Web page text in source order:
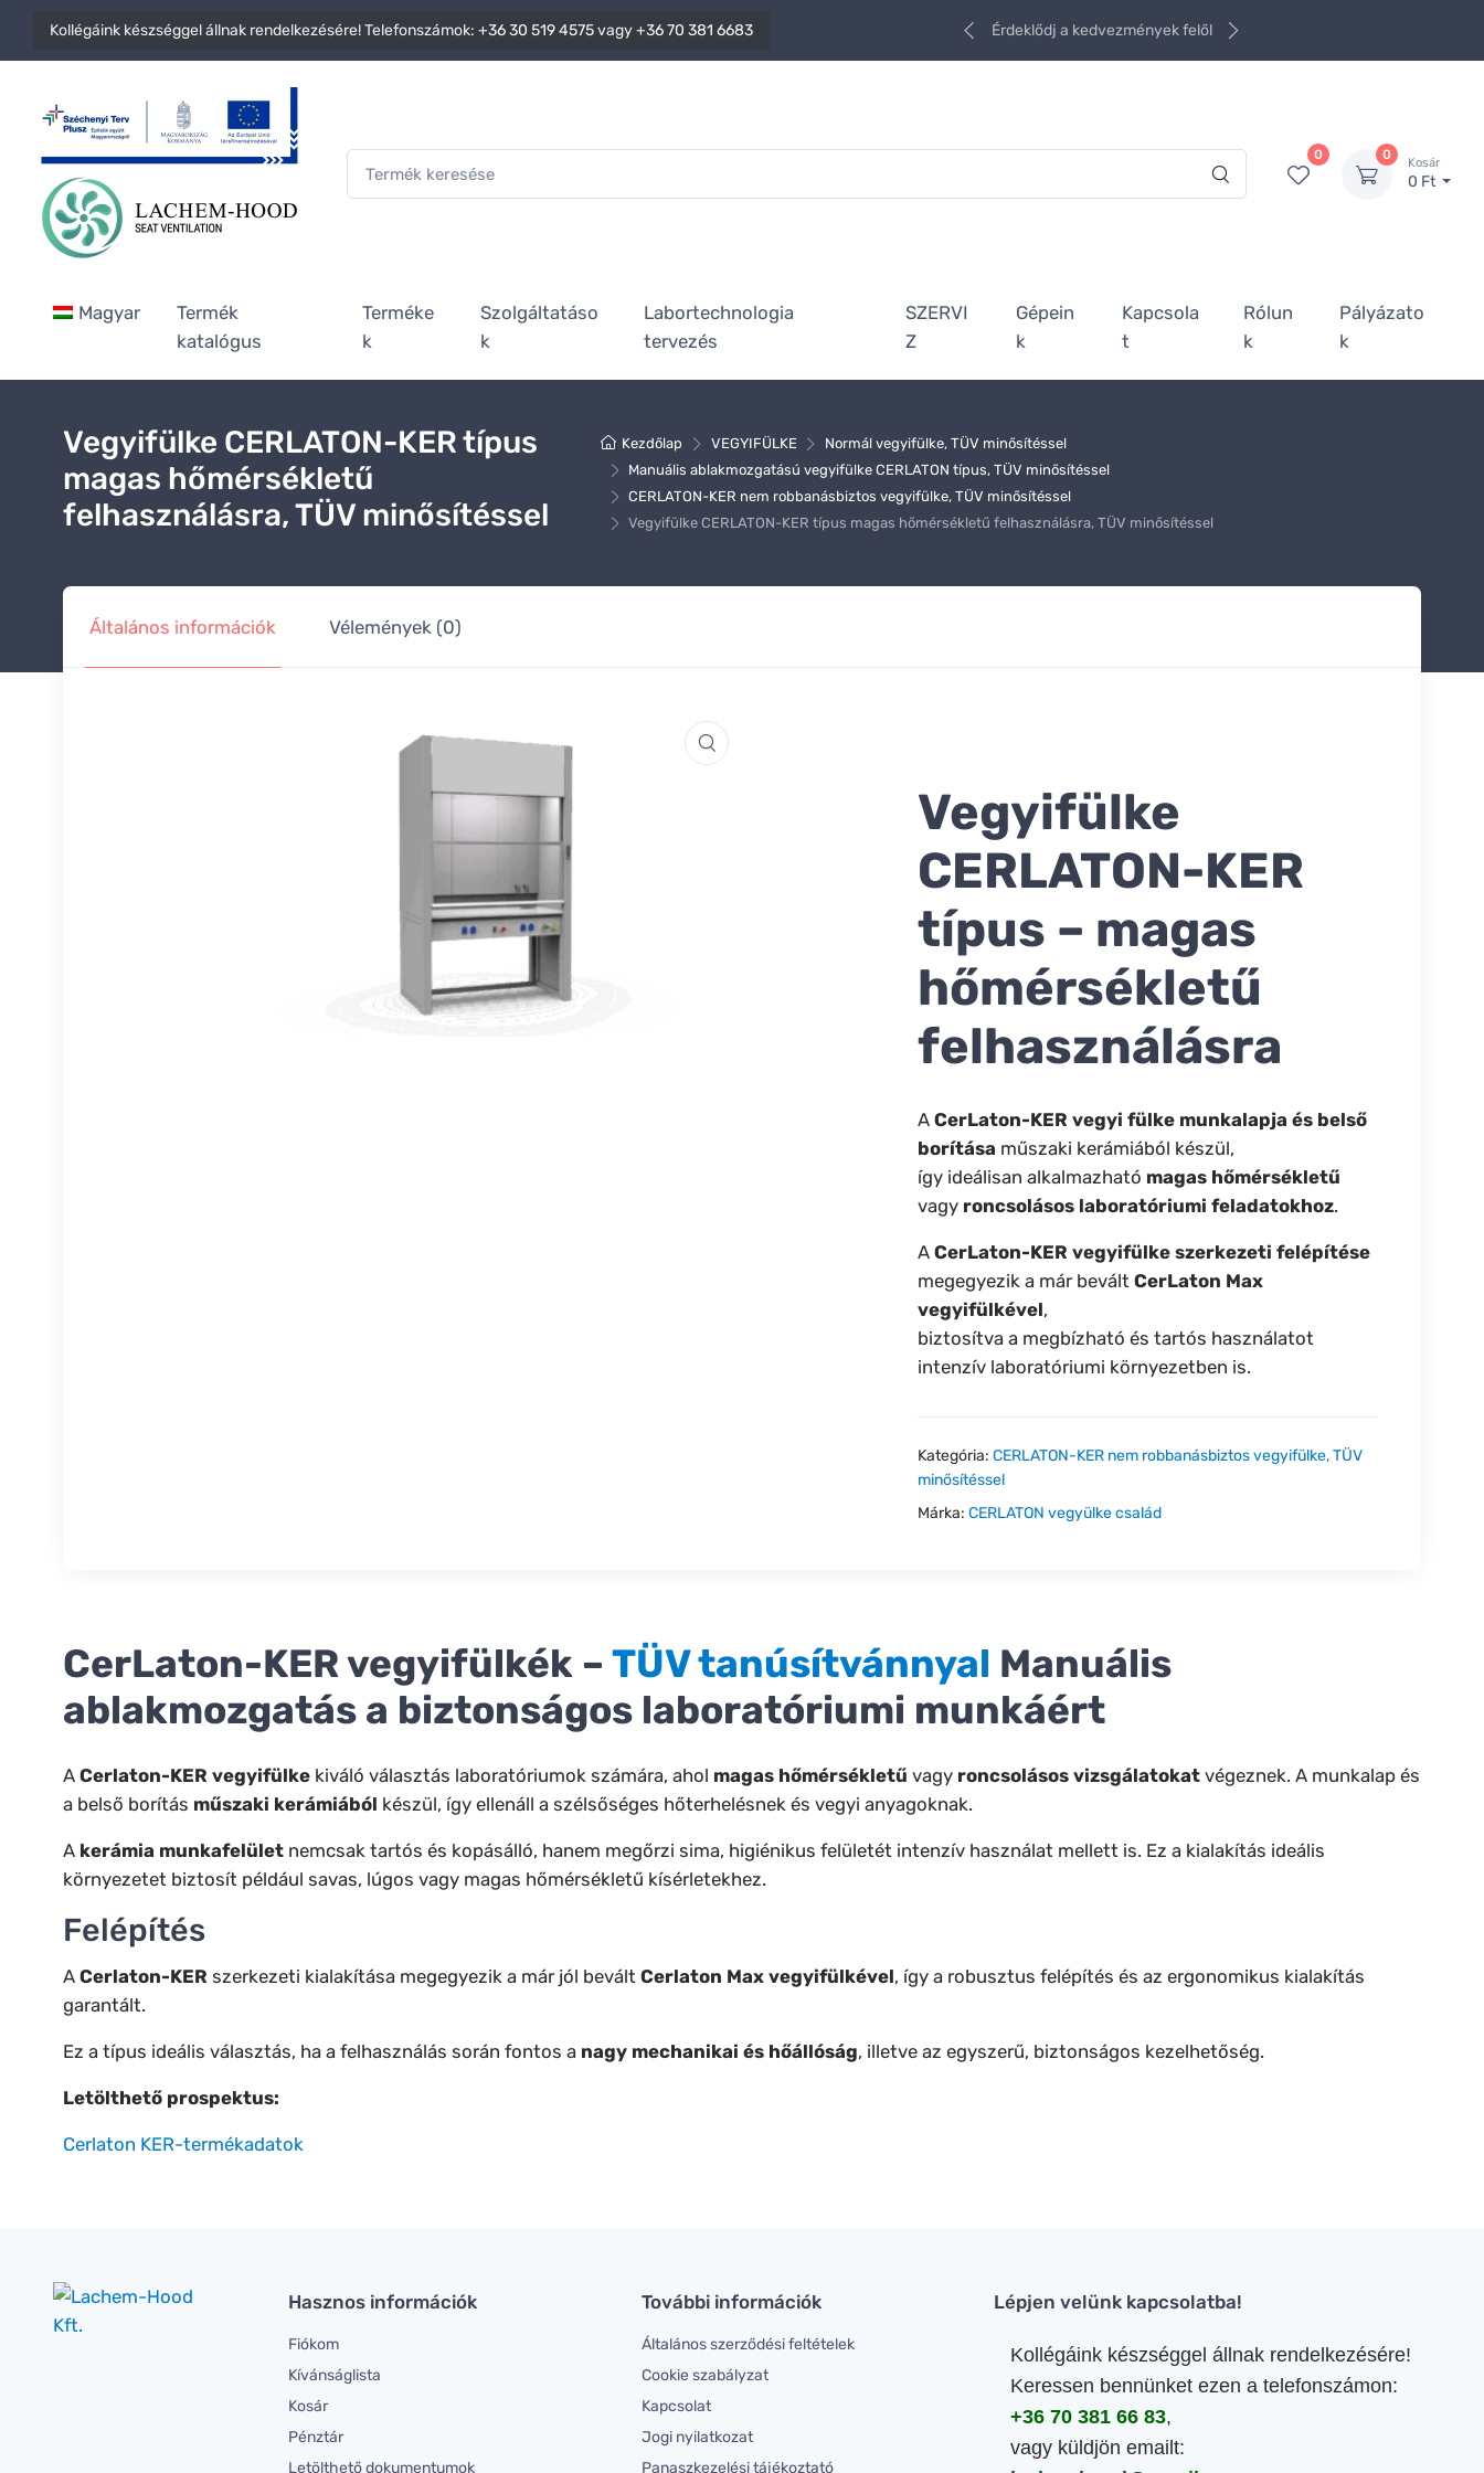
Kollégáink készséggel állnak rendelkezésére! Telefonszámok: +36 30 519 4575vagy+36 70 381 6683 Érdeklődj a kedvezmények felől
0 0
Kosár
0 Ft
Magyar
Termék
katalógus
Terméke
k
Szolgáltatáso
k
Labortechnologia
tervezés
SZERVI
Z
Gépein
k
Kapcsola
t
Rólun
k
Pályázato
k
Kezdőlap VEGYIFÜLKE
Normál vegyifülke, TÜV minősítéssel
Manuális ablakmozgatású vegyifülke CERLATON típus, TÜV minősítéssel
CERLATON-KER nem robbanásbiztos vegyifülke, TÜV minősítéssel
Vegyifülke CERLATON-KER típus magas hőmérsékletű felhasználásra, TÜV minősítéssel
Vegyifülke CERLATON-KER típus
magas hőmérsékletű
felhasználásra, TÜV minősítéssel
Általános információk Vélemények (0)
Vegyifülke
CERLATON-KER
típus – magas
hőmérsékletű
felhasználásra
A CerLaton-KER vegyi fülke munkalapja és belső
borítása műszaki kerámiából készül,
így ideálisan alkalmazható magas hőmérsékletű
vagy roncsolásos laboratóriumi feladatokhoz.
A CerLaton-KER vegyifülke szerkezeti felépítése
megegyezik a már bevált CerLaton Max
vegyifülkével,
biztosítva a megbízható és tartós használatot
intenzív laboratóriumi környezetben is.
Kategória: CERLATON-KER nem robbanásbiztos vegyifülke, TÜV
minősítéssel
Márka: CERLATON vegyülke család
CerLaton-KER vegyifülkék – TÜV tanúsítvánnyal Manuális
ablakmozgatás a biztonságos laboratóriumi munkáért
A Cerlaton-KER vegyifülke kiváló választás laboratóriumok számára, ahol magas hőmérsékletű vagy roncsolásos vizsgálatokat végeznek. A munkalap és
a belső borítás műszaki kerámiából készül, így ellenáll a szélsőséges hőterhelésnek és vegyi anyagoknak.
A kerámia munkafelület nemcsak tartós és kopásálló, hanem megőrzi sima, higiénikus felületét intenzív használat mellett is. Ez a kialakítás ideális
környezetet biztosít például savas, lúgos vagy magas hőmérsékletű kísérletekhez.
Felépítés
A Cerlaton-KER szerkezeti kialakítása megegyezik a már jól bevált Cerlaton Max vegyifülkével, így a robusztus felépítés és az ergonomikus kialakítás
garantált.
Ez a típus ideális választás, ha a felhasználás során fontos a nagy mechanikai és hőállóság, illetve az egyszerű, biztonságos kezelhetőség.
Letölthető prospektus:
Cerlaton KER-termékadatok
Hasznos információk
Fiókom
Kívánságlista
Kosár
Pénztár
Letölthető dokumentumok
További információk
Általános szerződési feltételek
Cookie szabályzat
Kapcsolat
Jogi nyilatkozat
Panaszkezelési tájékoztató
Lépjen velünk kapcsolatba!
Kollégáink készséggel állnak rendelkezésére!
Keressen bennünket ezen a telefonszámon:
+36 70 381 66 83,
vagy küldjön emailt: